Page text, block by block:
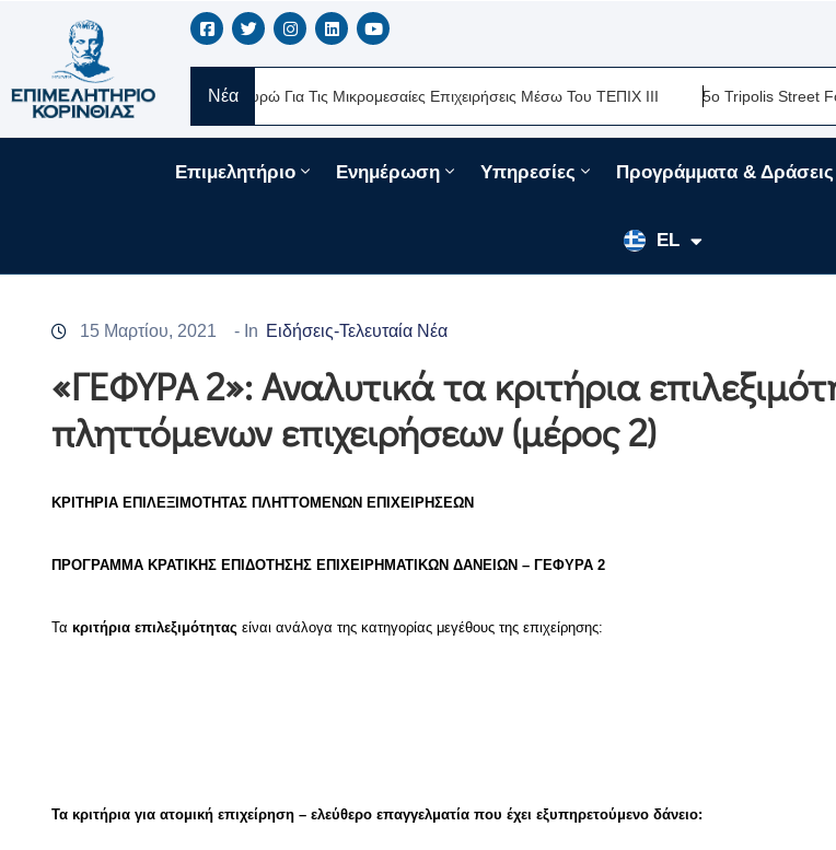
Νέα
Νέα Δάνεια 330 Εκατ. Ευρώ Για Τις Μικρομεσαίες Επιχειρήσεις Μέσω Του ΤΕΠΙΧ ΙΙΙ 5ο Tripolis Street Food
Επιμελητήριο Ενημέρωση Υπηρεσίες Προγράμματα & Δράσεις
EL
EN
FR
15 Μαρτίου, 2021 - In Ειδήσεις-Τελευταία Νέα
«ΓΕΦΥΡΑ 2»: Αναλυτικά τα κριτήρια
πληττόμενων επιχειρήσεων (μέρος 2)
ΚΡΙΤΗΡΙΑ ΕΠΙΛΕΞΙΜΟΤΗΤΑΣ ΠΛΗΤΤΟΜΕΝΩΝ ΕΠΙΧΕΙΡΗΣΕΩΝ
ΠΡΟΓΡΑΜΜΑ ΚΡΑΤΙΚΗΣ ΕΠΙΔΟΤΗΣΗΣ ΕΠΙΧΕΙΡΗΜΑΤΙΚΩΝ ΔΑΝΕΙΩΝ – ΓΕΦΥΡΑ 2
Τα κριτήρια επιλεξιμότητας είναι ανάλογα της κατηγορίας μεγέθους της επιχείρησης:
Τα κριτήρια για ατομική επιχείρηση – ελεύθερο επαγγελματία που έχει εξυπηρετούμενο δάνειο: